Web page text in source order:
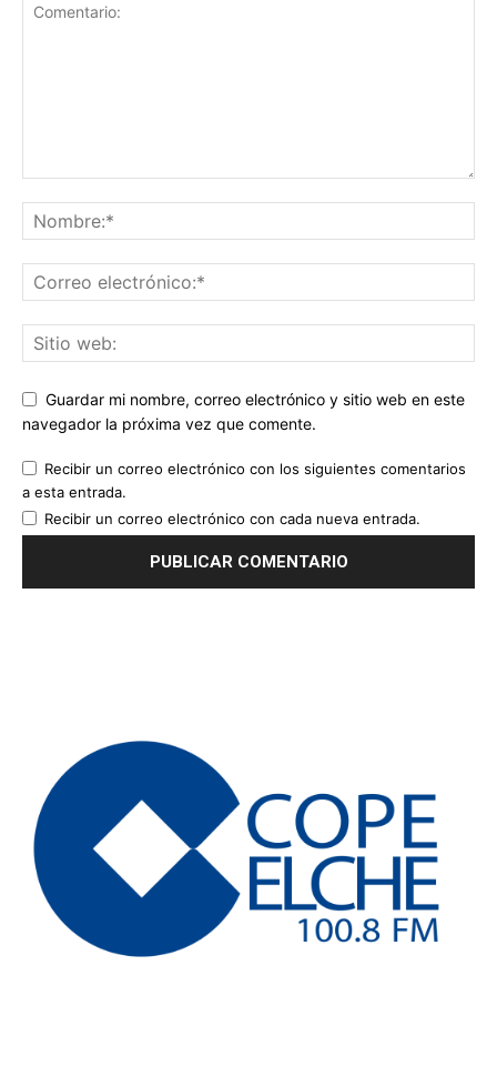
Guardar mi nombre, correo electrónico y sitio web en este
navegador la próxima vez que comente.
Recibir un correo electrónico con los siguientes comentarios
a esta entrada.
Recibir un correo electrónico con cada nueva entrada.